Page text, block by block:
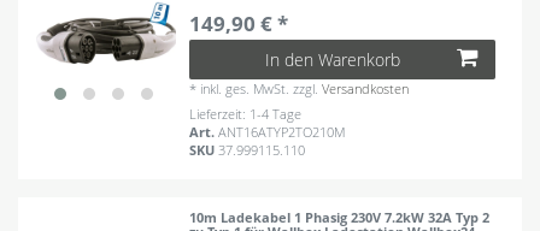
149,90 € *
In den Warenkorb
* inkl. ges. MwSt. zzgl.Versandkosten
Lieferzeit: 1-4 Tage
Art.ANT16ATYP2TO210M
SKU 37.999115.110
10m Ladekabel 1 Phasig 230V 7.2kW 32A Typ 2